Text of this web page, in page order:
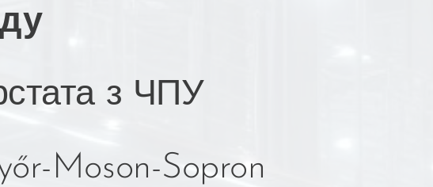
з ЧПУ
Moson-Sopron